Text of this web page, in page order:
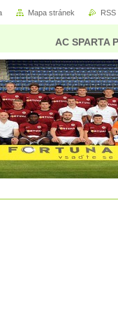
AC SPARTA
Mapa stránek RSS